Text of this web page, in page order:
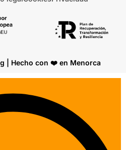
| Hecho con ❤️ en Menorca